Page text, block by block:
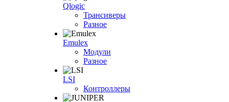
Qlogic
Трансиверы
Разное
Emulex
Модули
Разное
LSI
Контроллеры